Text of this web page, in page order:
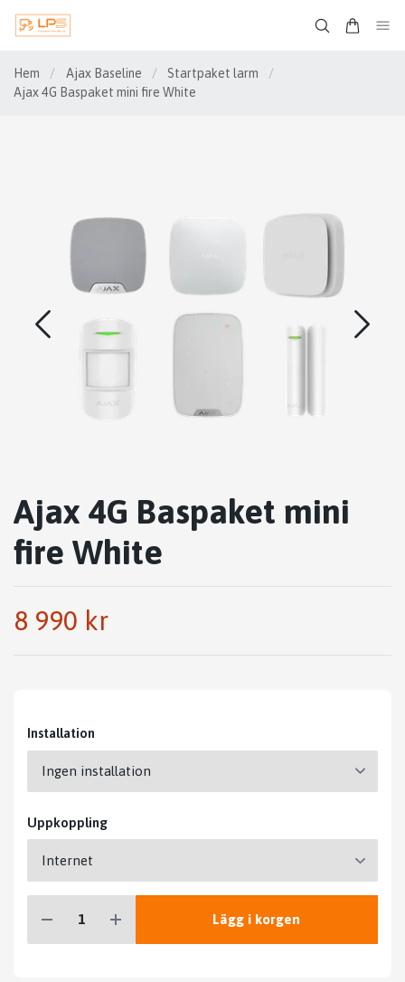
Hem / Ajax Baseline / Startpaket larm
/
Ajax 4G Baspaket mini fire White
Ajax 4G Baspaket mini
fire White
8 990 kr
Installation
Uppkoppling
Lägg i korgen